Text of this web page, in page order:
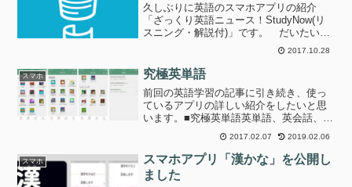
久しぶりに英語のスマホアプリの紹介
「ざっくり英語ニュース！StudyNow(リ
スニング・解説付)」です。 だいたい1
日に1,2の新しいニュースが、英語と日本
語でアップされているようです。 短め
にまとめたニュースが配信されていて、
英語で見た後...
2017.10.28
スマホ 究極英単語
前回の英語学習の記事に引き続き、使っ
ているアプリの詳しい紹介をしたいと思
います。■究極英単語英単語、英会話、リ
スニングの教材が有り、更にTOEIC、英
語検定などと別れ、その中で更にいくつ
かの教材に分かれています。残念なが
ら、無料では一部の教...
2017.02.07 2019.02.06
スマホ
スマホアプリ「漢かな」を公開し
ました